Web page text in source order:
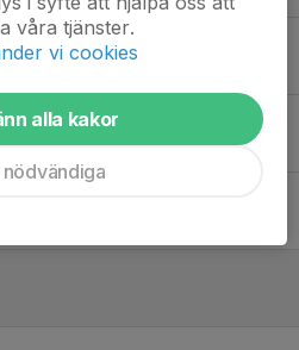
våra tjänster.
vi cookies
alla kakor
nödvändiga